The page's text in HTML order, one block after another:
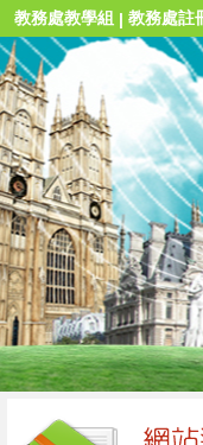
教務處教學組 | 教務處註